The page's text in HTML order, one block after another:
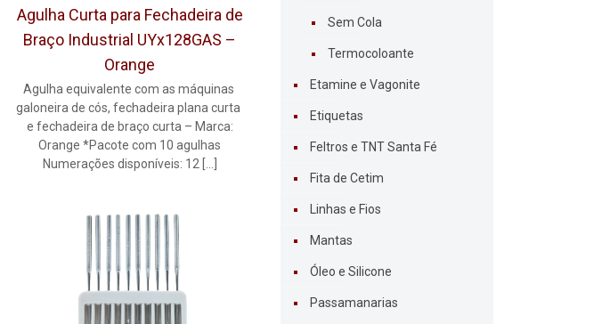
Agulha Curta para Fechadeira de
Braço Industrial UYx128GAS –
Orange
Agulha equivalente com as máquinas
galoneira de cós, fechadeira plana curta
e fechadeira de braço curta – Marca:
Orange *Pacote com 10 agulhas
Numerações disponíveis: 12 […]
Sem Cola
Termocoloante
Etamine e Vagonite
Etiquetas
Feltros e TNT Santa Fé
Fita de Cetim
Linhas e Fios
Mantas
Óleo e Silicone
Passamanarias